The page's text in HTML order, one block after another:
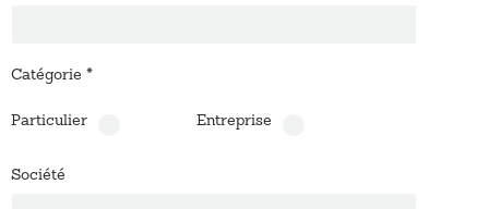
Catégorie *
Particulier Entreprise
Société